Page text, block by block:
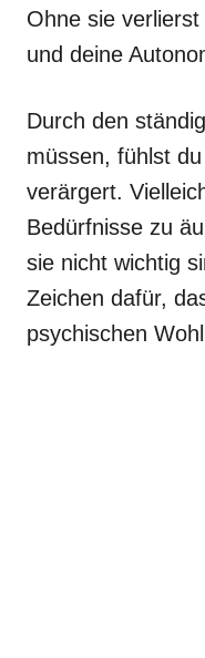
Ohne sie
und deine
Durch den
müssen, fühlst
verärgert.
Bedürfnisse zu
sie nicht wichtig
Zeichen dafür,
psychischen